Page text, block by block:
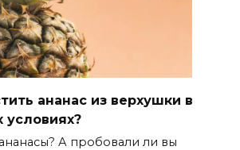
ананас из верхушки в
А пробовали ли вы